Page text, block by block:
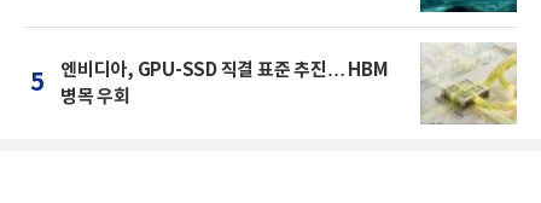
5
엔비디아, GPU-SSD 직결 표준 추진… HBM
병목 우회